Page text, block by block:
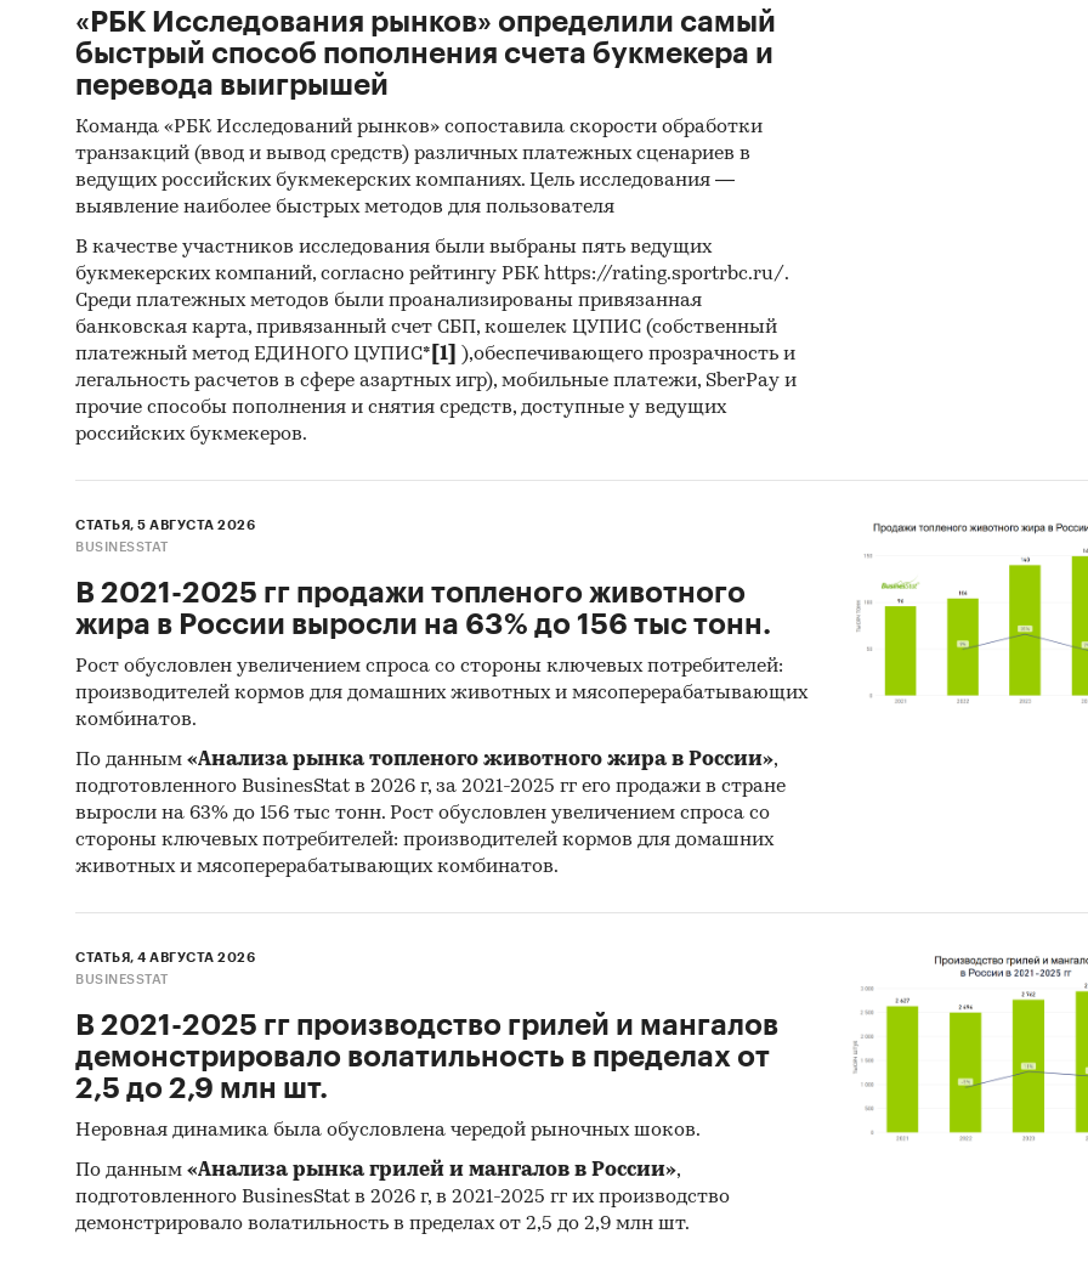
исследования является проанализировать ситуацию на
рынке молока и молочной продукции и получить
в будущем.
Метод анализа данных
(Росстат).
2. Материалы DataMonitor, EuroMonitor, Eurostat.
3. Печатные и электронные деловые и специализированные
издания, аналитические обзоры.
6. Материалы участников отечественного и мирового
7. Результаты исследований маркетинговых и
агентств.
8. Материалы отраслевых учреждений и базы данных.
9. Результаты ценовых мониторингов.
10. Материалы и базы данных статистики ООН (United
Statistics Division: Commodity Trade Statistics, Industrial
Statistics, Food and Agriculture Organization и др.).
11. Материалы Международного Валютного Фонда
12. Материалы Всемирного банка (World Bank).
13. Материалы ВТО (World Trade Organization).
14. Материалы Организации экономического
развития (Organization for Economic Cooperation and
15. Материалы International Trade Centre.
«РБК Исследования рынков» определили самый
быстрый способ пополнения счета букмекера и
перевода выигрышей
Команда «РБК Исследований рынков» сопоставила скорости обработки
транзакций (ввод и вывод средств) различных платежных сценариев в
ведущих российских букмекерских компаниях. Цель исследования —
выявление наиболее быстрых методов для пользователя
В качестве участников исследования были выбраны пять ведущих
букмекерских компаний, согласно рейтингу РБК https://rating.sportrbc.ru/.
Среди платежных методов были проанализированы привязанная
банковская карта, привязанный счет СБП, кошелек ЦУПИС (собственный
платежный метод ЕДИНОГО ЦУПИС* [1]
),обеспечивающего прозрачность и
легальность расчетов в сфере азартных игр), мобильные платежи, SberPay и
прочие способы пополнения и снятия средств, доступные у ведущих
российских букмекеров.
СТАТЬЯ, 5 АВГУСТА 2026
BUSINESSTAT
В 2021-2025 гг продажи топленого животного
жира в России выросли на 63% до 156 тыс тонн.
Рост обусловлен увеличением спроса со стороны ключевых потребителей:
производителей кормов для домашних животных и мясоперерабатывающих
комбинатов.
По данным «Анализа рынка топленого животного жира в России»,
подготовленного BusinesStat в 2026 г, за 2021-2025 гг его продажи в стране
выросли на 63% до 156 тыс тонн. Рост обусловлен увеличением спроса со
стороны ключевых потребителей: производителей кормов для домашних
животных и мясоперерабатывающих комбинатов.
СТАТЬЯ, 4 АВГУСТА 2026
BUSINESSTAT
В 2021-2025 гг производство грилей и мангалов
демонстрировало волатильность в пределах от
2,5 до 2,9 млн шт.
Неровная динамика была обусловлена чередой рыночных шоков.
По данным «Анализа рынка грилей и мангалов в России»,
подготовленного BusinesStat в 2026 г, в 2021-2025 гг их производство
демонстрировало волатильность в пределах от 2,5 до 2,9 млн шт.